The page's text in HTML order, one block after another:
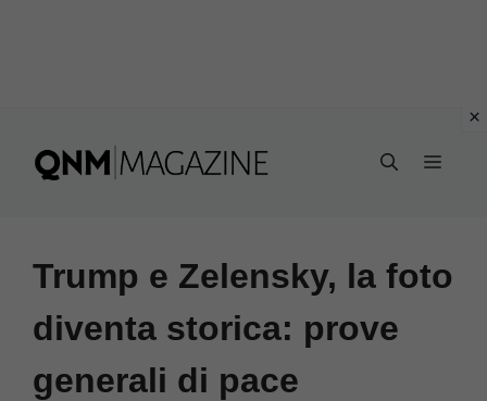
Trump e Zelensky, la foto
diventa storica: prove
generali di pace